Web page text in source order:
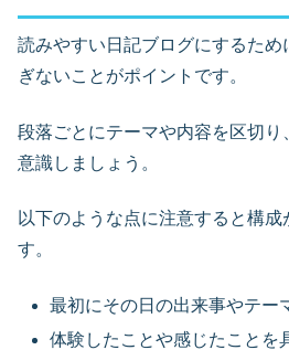
読みやすい日記ブログにするた
ぎないことがポイントです。
段落ごとにテーマや内容を区切
意識しましょう。
以下のような点に注意すると構成
す。
最初にその日の出来事やテー
体験したことや感じたことを